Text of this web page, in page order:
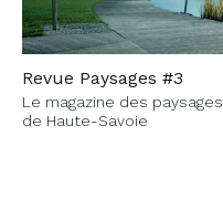
Revue Paysages #3
Le magazine des paysages
de Haute-Savoie